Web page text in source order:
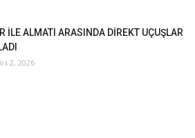
İLE ALMATI ARASINDA DİREKT UÇUŞLAR
2, 2026